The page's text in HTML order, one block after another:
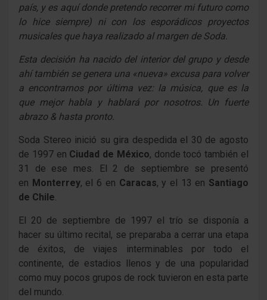
país, y es aquí donde pretendo recorrer mi futuro como
lo hice siempre) ni con los esporádicos proyectos
musicales que haya realizado al margen de Soda.
Esta decisión ha nacido del interior del grupo y desde
ahí también se genera una «nueva» excusa para volver
a encontrarnos por última vez: la música, que es la
que mejor habla y hablará por nosotros. Un fuerte
abrazo & hasta pronto.
Soda Stereo inició su gira despedida el 30 de agosto
de 1997 en Ciudad de México, donde tocó también el
31 de ese mes. El 2 de septiembre se presentó
en Monterrey, el 6 en Caracas, y el 13 en Santiago
de Chile.
El 20 de septiembre de 1997 el trío se disponía a
hacer su último recital, se preparaba a cerrar una etapa
de éxitos, de viajes interminables por todo el
continente, de estadios llenos y de una popularidad
como muy pocos grupos de rock tuvieron en esta parte
del mundo.